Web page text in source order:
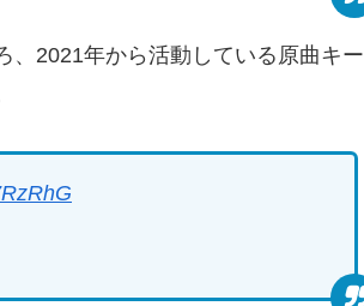
、2021年から活動している原曲キー